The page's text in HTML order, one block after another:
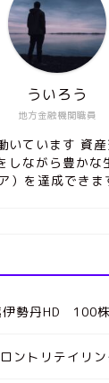
地方金融機関職員
ういろう
いています 資産
しながら豊かな
）を達成できま
勢丹HD 100株
ントリテイリ